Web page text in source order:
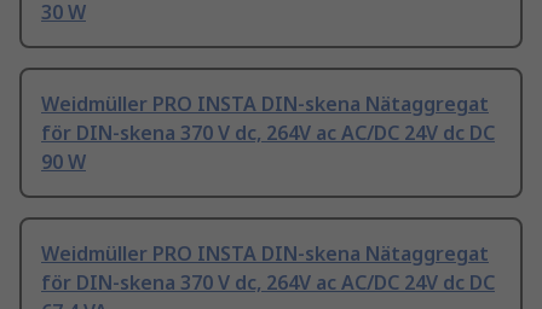
30 W
Weidmüller PRO INSTA DIN-skena Nätaggregat
för DIN-skena 370 V dc, 264V ac AC/DC 24V dc DC
90 W
Weidmüller PRO INSTA DIN-skena Nätaggregat
för DIN-skena 370 V dc, 264V ac AC/DC 24V dc DC